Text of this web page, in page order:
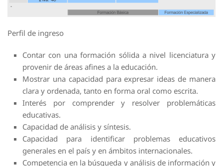
Perfil de ingreso
Contar con una formación sólida a nivel licenciatura y
provenir de áreas afines a la educación.
Mostrar una capacidad para expresar ideas de manera
clara y ordenada, tanto en forma oral como escrita.
Interés por comprender y resolver problemáticas
educativas.
Capacidad de análisis y síntesis.
Capacidad para identificar problemas educativos
generales en el país y en ámbitos internacionales.
Competencia en la búsqueda y análisis de información y